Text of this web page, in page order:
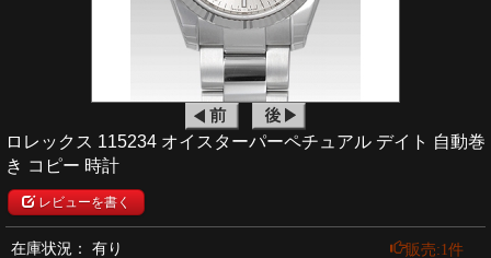
ロレックス 115234 オイスターパーペチュアル デイト 自動巻
き コピー 時計
レビューを書く
在庫状況： 有り 販売:1件